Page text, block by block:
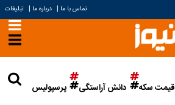
تماس با ما | درباره ما | تبلیغات
قیمت سکه دانش آراستگی پرسپولیس